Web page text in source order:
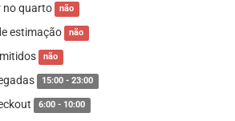
no quarto não
estimação não
não
15:00 - 23:00
6:00 - 10:00